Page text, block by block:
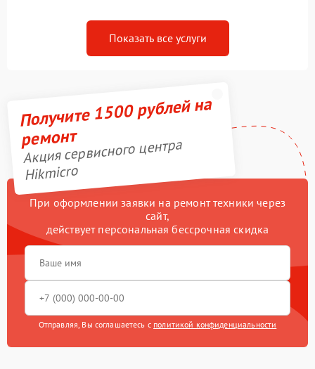
Показать все услуги
Получите 1500 рублей на
ремонт
Акция сервисного центра
Hikmicro
При оформлении заявки на ремонт техники через
сайт,
действует персональная бессрочная скидка
Отправляя, Вы соглашаетесь с политикой конфиденциальности